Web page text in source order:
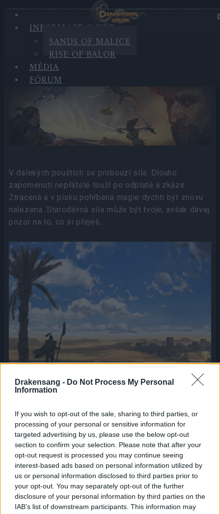
Drakensang - Do Not Process My Personal
Information
If you wish to opt-out of the sale, sharing to third parties, or
processing of your personal or sensitive information for
targeted advertising by us, please use the below opt-out
section to confirm your selection. Please note that after your
opt-out request is processed you may continue seeing
interest-based ads based on personal information utilized by
us or personal information disclosed to third parties prior to
your opt-out. You may separately opt-out of the further
disclosure of your personal information by third parties on the
IAB’s list of downstream participants. This information may
INFORMACE O HŘE
SANDS OF MALICE
RISE OF BALOR
MÉDIA
FÓRUM
INFORMACE O HŘE
Sands of Malice
V dalekých pouštích se probouzí síla. Dlouho
zapomenutí nepřátelé touží po odplatě a zkáze.
Ztracená a v písku pohřbená magie dychtí být znovu
nalezena. Starodávná síla může být tvoje, avšak dávej
pozor na to, co si přeješ...
Příběh Písků zášti se odehrává v nehostinné poušti
Quaizah a úkolem hráčů bude pomoci oblíbené NPC
Zahirovi, jehož rodné město Hiraja obsadil záhadný a
nebezpečný nepřítel. Nezapomeň se zásobit vodou,
bude horko! Čekají tě nekonečné duny, zuřící písečné
bouře, tajemné chrámy a mytičtí nepřátelé. Měj se
však na pozoru, tyhle písky jsou zrádné a někteří
protivníci se objeví jen za správných podmínek…